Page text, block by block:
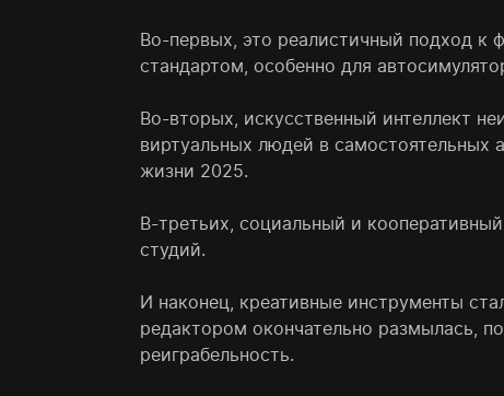
Во-первых, это реалистичный подход
стандартом, особенно для
Во-вторых, искусственный интеллект
виртуальных людей в самостоятельных
жизни 2025.
В-третьих, социальный и
студий.
И наконец, креативные инструменты
редактором окончательно размылась,
реиграбельность.